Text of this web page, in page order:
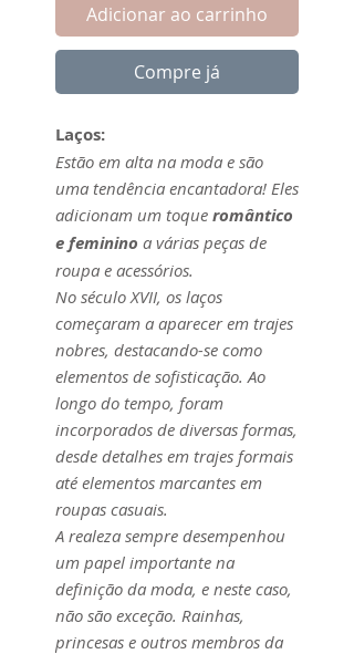
Adicionar ao carrinho
Compre já
Laços:
Estão em alta na moda e são
uma tendência encantadora! Eles
adicionam um toque romântico
e feminino a várias peças de
roupa e acessórios.
No século XVII, os laços
começaram a aparecer em trajes
nobres, destacando-se como
elementos de sofisticação. Ao
longo do tempo, foram
incorporados de diversas formas,
desde detalhes em trajes formais
até elementos marcantes em
roupas casuais.
A realeza sempre desempenhou
um papel importante na
definição da moda, e neste caso,
não são exceção. Rainhas,
princesas e outros membros da